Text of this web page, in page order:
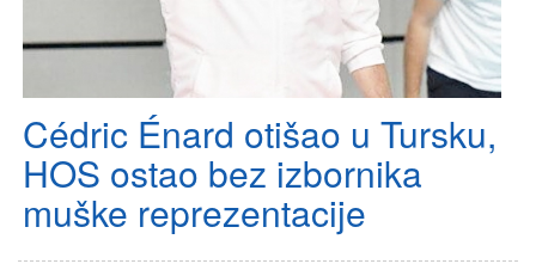
Cédric Énard otišao u Tursku,
HOS ostao bez izbornika
muške reprezentacije